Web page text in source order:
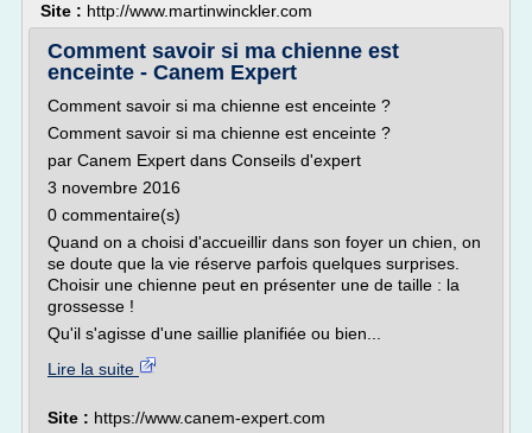
Site : http://www.martinwinckler.com
Comment savoir si ma chienne est
enceinte - Canem Expert
Comment savoir si ma chienne est enceinte ?
Comment savoir si ma chienne est enceinte ?
par Canem Expert dans Conseils d'expert
3 novembre 2016
0 commentaire(s)
Quand on a choisi d'accueillir dans son foyer un chien, on
se doute que la vie réserve parfois quelques surprises.
Choisir une chienne peut en présenter une de taille : la
grossesse !
Qu'il s'agisse d'une saillie planifiée ou bien...
Lire la suite
Site : https://www.canem-expert.com